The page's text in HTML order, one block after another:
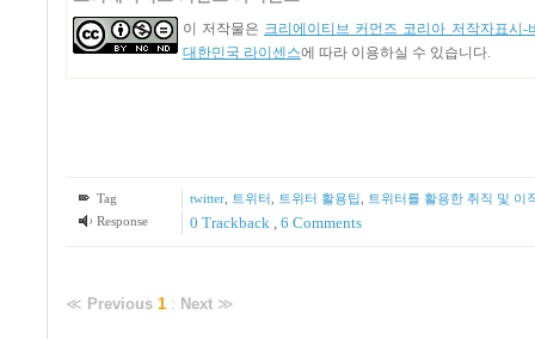
이 저작물은 크리에이티브 커먼즈 코리아 저작자표시-
대한민국 라이센스에 따라 이용하실 수 있습니다.
Tag twitter, 트위터 트위터 활용팁
트위터를 활용한 취직 및 이
Response
0 Trackback 6 Comments
≪ Previous 1 : Next ≫